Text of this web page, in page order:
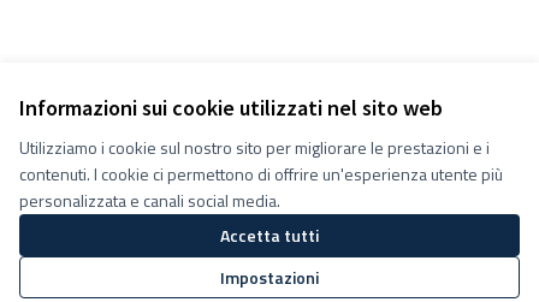
Informazioni sui cookie utilizzati nel sito web
Utilizziamo i cookie sul nostro sito per migliorare le prestazioni e i
contenuti. I cookie ci permettono di offrire un'esperienza utente più
personalizzata e canali social media.
Accetta tutti
Impostazioni
Termini e condizioni d''uso
Impostazioni Cookie
Decidiamo su Facebook
Decidiamo su YouTube
(Collegamento esterno)